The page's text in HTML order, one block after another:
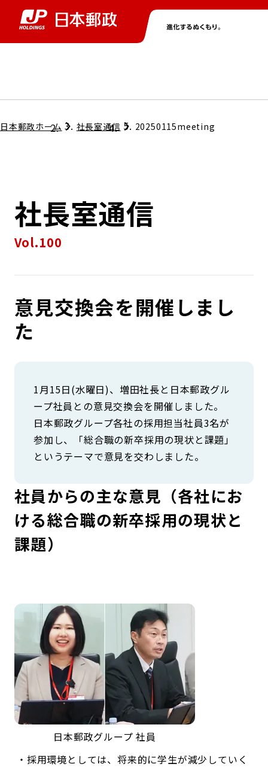
グループ情報トップ
コンプライアンス
ガバナンス
コンダクト向上の取組み
ローカル共創イニシアティブ
株主・投資家情報トップ
個人投資家のみなさまへ
株式情報
財務情報・IR資料
IRニュース
ニューストップ
サステナビリティトップ
担当役員メッセージ
サステナビリティマネジメント
持続可能な金融のフレームワーク
環境
ガバナンス
ESGデータ集
採用情報トップ
日本郵政ホーム 社長室通信 20250115meeting
社長室通信
Vol.100
意見交換会を開催しまし
た
1月15日(水曜日)、増田社長と日本郵政グル
ープ社員との意見交換会を開催しました。
日本郵政グループ各社の採用担当社員3名が
参加し、「総合職の新卒採用の現状と課題」
というテーマで意見を交わしました。
社員からの主な意見（各社にお
ける総合職の新卒採用の現状と
課題）
日本郵政グループ 社員
採用環境としては、将来的に学生が減少していく